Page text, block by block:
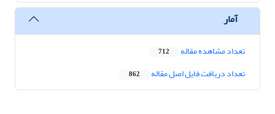
آمار
تعداد مشاهده مقاله 712
تعداد دریافت فایل اصل مقاله 862